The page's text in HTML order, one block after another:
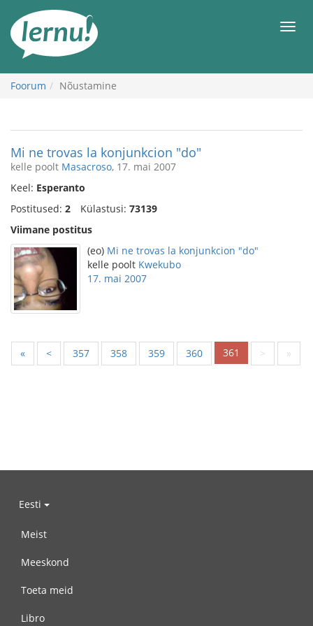
juurde
Foorum Nõustamine
Mi ne trovas la konjunkcion "do"
kelle poolt Masacroso, 17. mai 2007
Keel: Esperanto
Postitused: 2 Külastusi: 73139
Viimane postitus
(eo) Mi ne trovas la konjunkcion "do"
kelle poolt Kwekubo
17. mai 2007
« < 357 358 359 360 361 > »
Eesti
Meist
Meeskond
Toeta meid
Libro